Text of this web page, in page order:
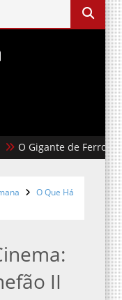
Gigante de Ferro
O Que Há
II